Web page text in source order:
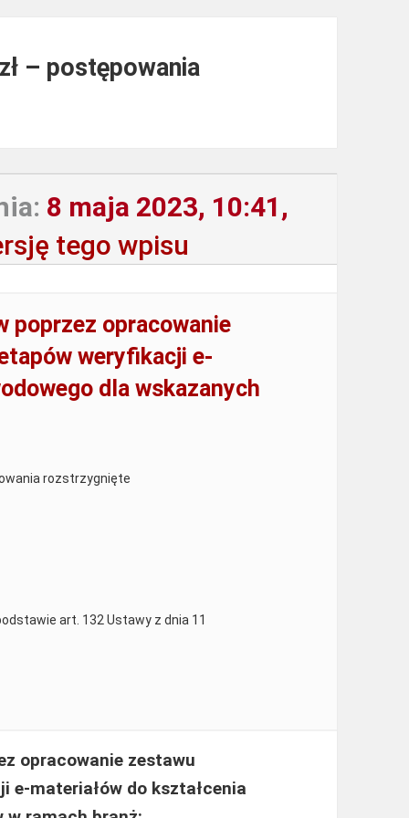
– postępowania
8 maja 2023, 10:41,
tego wpisu
poprzez opracowanie
weryfikacji e-
dla wskazanych
rozstrzygnięte
art. 132 Ustawy z dnia 11
opracowanie zestawu
e-materiałów do kształcenia